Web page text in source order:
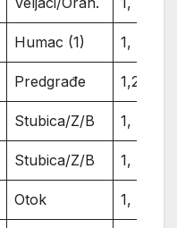
Humac (1) 1,
Predgrađe 1,2
Stubica/Z/B 1,
Stubica/Z/B 1,
Otok 1,